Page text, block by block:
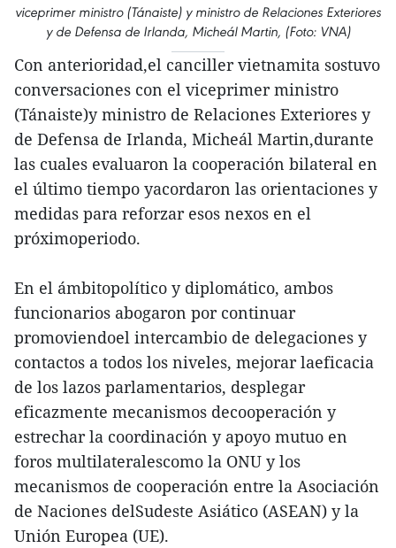
viceprimer ministro (Tánaiste) y ministro de Relaciones Exteriores
y de Defensa de Irlanda, Micheál Martin, (Foto: VNA)
Con anterioridad,el canciller vietnamita sostuvo
conversaciones con el viceprimer ministro
(Tánaiste)y ministro de Relaciones Exteriores y
de Defensa de Irlanda, Micheál Martin,durante
las cuales evaluaron la cooperación bilateral en
el último tiempo yacordaron las orientaciones y
medidas para reforzar esos nexos en el
próximoperiodo.
En el ámbitopolítico y diplomático, ambos
funcionarios abogaron por continuar
promoviendoel intercambio de delegaciones y
contactos a todos los niveles, mejorar laeficacia
de los lazos parlamentarios, desplegar
eficazmente mecanismos decooperación y
estrechar la coordinación y apoyo mutuo en
foros multilateralescomo la ONU y los
mecanismos de cooperación entre la Asociación
de Naciones delSudeste Asiático (ASEAN) y la
Unión Europea (UE).